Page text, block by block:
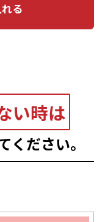
る
い時は
ください。